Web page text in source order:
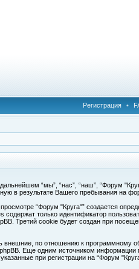
Регистрация •
“мы”, “нас”, “наш”, “Форум
в результате Вашего пребывания на
“Форум "Круга"” создается
только идентификатор
Третий cookie будет создан при
по отношению к программному
Еще одним источником
при регистрации на “Форум